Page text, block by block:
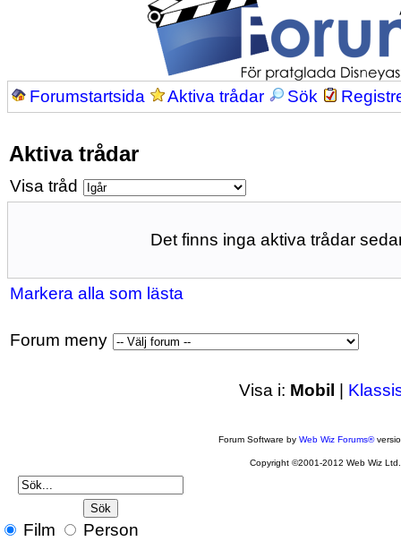
Forumstartsida Aktiva trådar Sök
Aktiva trådar
Visa tråd
Det finns inga aktiva trådar
Markera alla som lästa
Forum meny
Visa i: Mobil |
Forum Software byWeb Wiz Forums®
Copyright ©2001-2012 Web Wiz Ltd.
Film Person